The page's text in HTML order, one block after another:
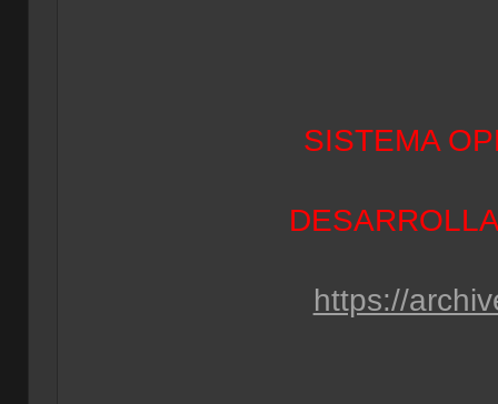
SISTEMA
https://